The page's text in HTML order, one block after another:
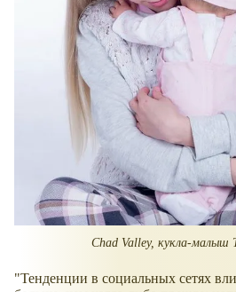
Chad Valley, кукла-малыш
"Тенденции в социальных сетях